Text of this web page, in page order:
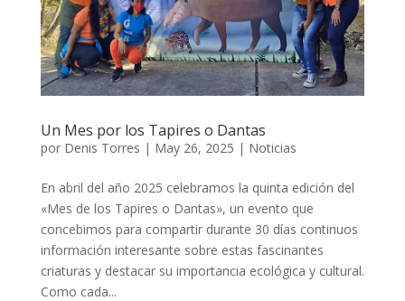
Un Mes por los Tapires o Dantas
por Denis Torres | May 26, 2025 | Noticias
En abril del año 2025 celebramos la quinta edición del
«Mes de los Tapires o Dantas», un evento que
concebimos para compartir durante 30 días continuos
información interesante sobre estas fascinantes
criaturas y destacar su importancia ecológica y cultural.
Como cada...